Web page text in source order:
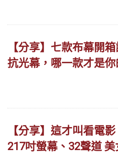
【分享】七款布幕開
抗光幕，哪一款才是你
【分享】這才叫看電
217吋螢幕、32聲道